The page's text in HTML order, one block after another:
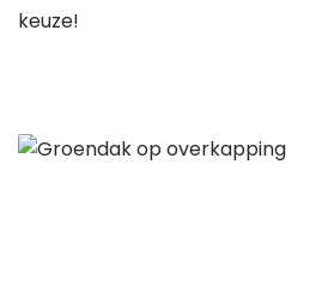
keuze!